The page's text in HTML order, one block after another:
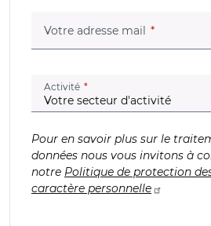
Votre adresse mail (champ
Activité (champ obligatoire)
Pour en savoir plus sur le
données nous vous invitons à
notre Politique de protection
caractère personnelle